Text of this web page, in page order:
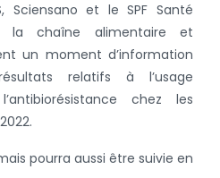
Sciensano et le SPF Santé
la chaîne alimentaire et
un moment d’information
relatifs à l’usage
chez les
pourra aussi être suivie en